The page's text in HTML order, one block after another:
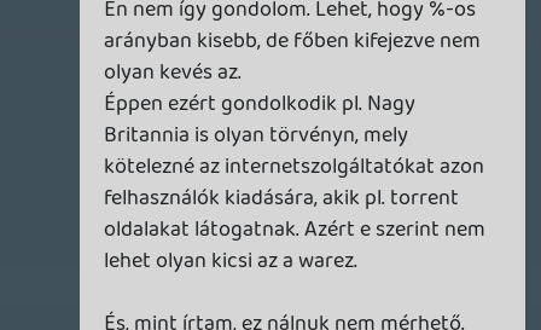
azzal van a bajom, hogy ők ezt csinálják,
csak nem tetszik, hogy úgy tesztek,
mintha az M marketing osztály lenne a
vöröskereszt.
manga02 2008.10.24 12:18:26
DarkVenom 2008.10.24 20:21:03 #0lfky
Tetszik, hogy az MS ilyen támogatást nyújt
a magyar piac számára.
typer 2008.10.24 20:15:13 #0lfkx